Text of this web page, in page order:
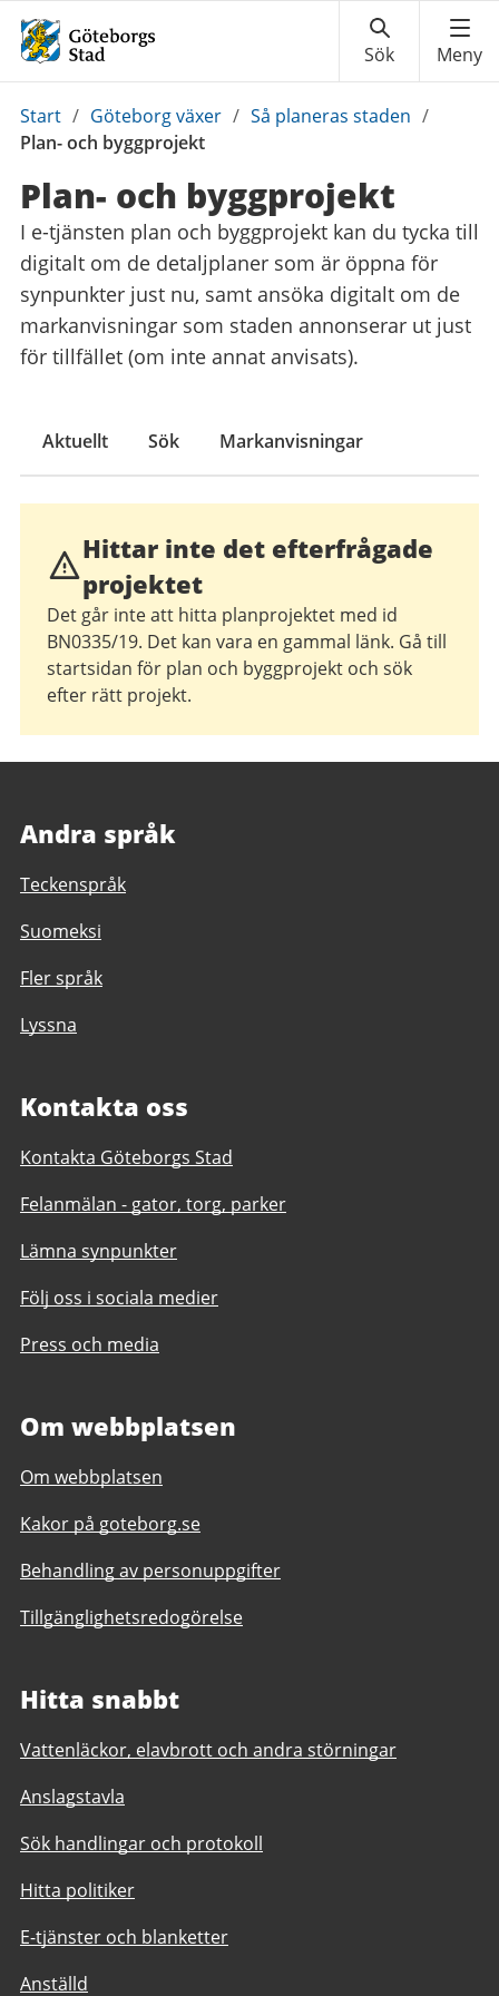
Du
är
Start / Göteborg växer / Så planeras staden /
Plan- och byggprojekt
Plan- och byggprojekt
I e-tjänsten plan och byggprojekt kan du tycka till
digitalt om de detaljplaner som är öppna för
synpunkter just nu, samt ansöka digitalt om de
markanvisningar som staden annonserar ut just
för tillfället (om inte annat anvisats).
Aktuellt Sök Markanvisningar
Hittar inte det efterfrågade
projektet
Det går inte att hitta planprojektet med id
BN0335/19. Det kan vara en gammal länk. Gå till
startsidan för plan och byggprojekt och sök
efter rätt projekt.
Andra språk
Teckenspråk
Suomeksi
Fler språk
Lyssna
Kontakta oss
Kontakta Göteborgs Stad
Felanmälan - gator, torg, parker
Lämna synpunkter
Följ oss i sociala medier
Press och media
Om webbplatsen
Om webbplatsen
Kakor på goteborg.se
Behandling av personuppgifter
Tillgänglighetsredogörelse
Hitta snabbt
Vattenläckor, elavbrott och andra störningar
Anslagstavla
Sök handlingar och protokoll
Hitta politiker
E-tjänster och blanketter
Anställd